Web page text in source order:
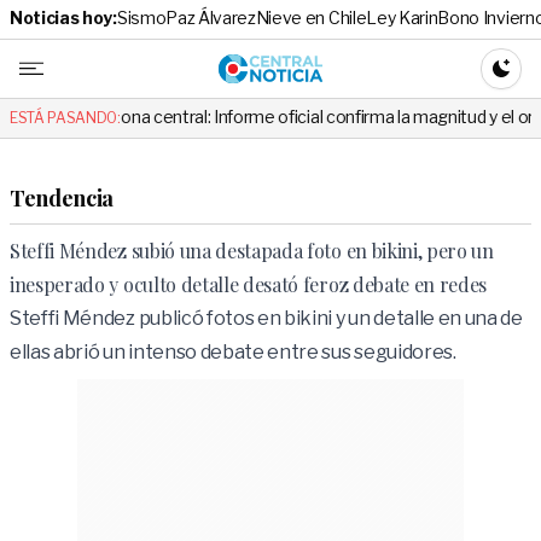
Noticias hoy:SismoPaz ÁlvarezNieve en ChileLey KarinBono
Central
ESTÁ PASANDO:
Informe oficial confirma la magnitud y el origen del temblor
Tendencia
Steffi Méndez subió una destapada foto en bikini, pero un
inesperado y oculto detalle desató feroz debate en redes
Steffi Méndez publicó fotos en bikini y un detalle en una de
ellas abrió un intenso debate entre sus seguidores.